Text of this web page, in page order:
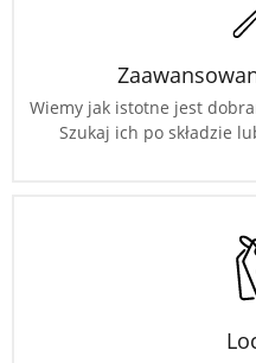
Wiemy jak istotne jest
Szukaj ich po składzie